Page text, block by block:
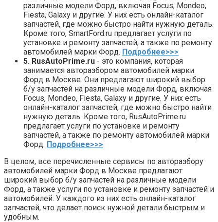
различные модели Форд, включая Focus, Mondeo,
Fiesta, Galaxy и другие. У них есть онлайн-каталог
запчастей, где можно быстро найти нужную деталь.
Кроме того, SmartFord.ru предлагает услуги по
установке и ремонту запчастей, а также по ремонту
автомобилей марки Форд. Подробнее>>>
5. RusAutoPrime.ru - это компания, которая
занимается авторазбором автомобилей марки
Форд в Москве. Они предлагают широкий выбор
б/у запчастей на различные модели Форд, включая
Focus, Mondeo, Fiesta, Galaxy и другие. У них есть
онлайн-каталог запчастей, где можно быстро найти
нужную деталь. Кроме того, RusAutoPrime.ru
предлагает услуги по установке и ремонту
запчастей, а также по ремонту автомобилей марки
Форд. Подробнее>>>
В целом, все перечисленные сервисы по авторазбору
автомобилей марки Форд в Москве предлагают
широкий выбор б/у запчастей на различные модели
Форд, а также услуги по установке и ремонту запчастей и
автомобилей. У каждого из них есть онлайн-каталог
запчастей, что делает поиск нужной детали быстрым и
удобным.